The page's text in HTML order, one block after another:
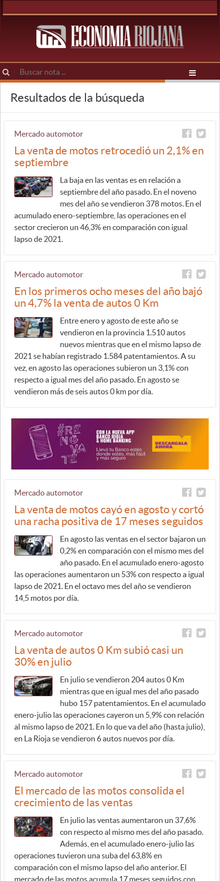
Resultados de la búsqueda
Mercado automotor
La venta de motos retrocedió un 2,1% en
septiembre
La baja en las ventas es en relación a
septiembre del año pasado. En el noveno
mes del año se vendieron 378 motos. En el
acumulado enero-septiembre, las operaciones en el
sector crecieron un 46,3% en comparación con igual
lapso de 2021.
Mercado automotor
En los primeros ocho meses del año bajó
un 4,7% la venta de autos 0 Km
Entre enero y agosto de este año se
vendieron en la provincia 1.510 autos
nuevos mientras que en el mismo lapso de
2021 se habían registrado 1.584 patentamientos. A su
vez, en agosto las operaciones subieron un 3,1% con
respecto a igual mes del año pasado. En agosto se
vendieron más de seis autos 0 km por día.
Mercado automotor
La venta de motos cayó en agosto y cortó
una racha positiva de 17 meses seguidos
En agosto las ventas en el sector bajaron un
0,2% en comparación con el mismo mes del
año pasado. En el acumulado enero-agosto
las operaciones aumentaron un 53% con respecto a igual
lapso de 2021. En el octavo mes del año se vendieron
14,5 motos por día.
Mercado automotor
La venta de autos 0 Km subió casi un
30% en julio
En julio se vendieron 204 autos 0 Km
mientras que en igual mes del año pasado
hubo 157 patentamientos. En el acumulado
enero-julio las operaciones cayeron un 5,9% con relación
al mismo lapso de 2021. En lo que va del año (hasta julio),
en La Rioja se vendieron 6 autos nuevos por día.
Mercado automotor
El mercado de las motos consolida el
crecimiento de las ventas
En julio las ventas aumentaron un 37,6%
con respecto al mismo mes del año pasado.
Además, en el acumulado enero-julio las
operaciones tuvieron una suba del 63,8% en
comparación con el mismo lapso del año anterior. El
mercado de las motos acumula 17 meses seguidos con